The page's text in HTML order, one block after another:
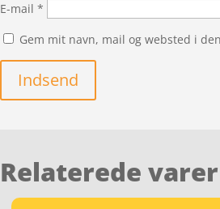
E-mail*
Gem mit navn, mail og websted i
Indsend
Relaterede varer